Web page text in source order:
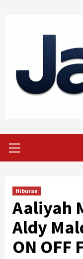
Menu
Hiburan
Aaliyah
Aldy
ON OFF